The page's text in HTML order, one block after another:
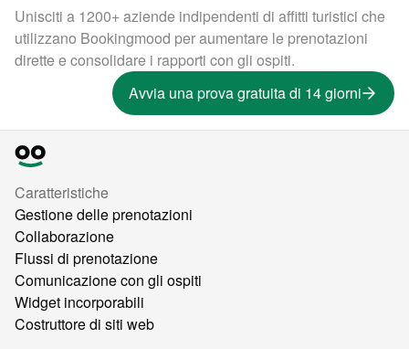
Unisciti a 1200+ aziende indipendenti di affitti turistici che
utilizzano Bookingmood per aumentare le prenotazioni
dirette e consolidare i rapporti con gli ospiti.
Avvia una prova gratuita di 14 giorni
Caratteristiche
Gestione delle prenotazioni
Collaborazione
Flussi di prenotazione
Comunicazione con gli ospiti
Widget incorporabili
Costruttore di siti web